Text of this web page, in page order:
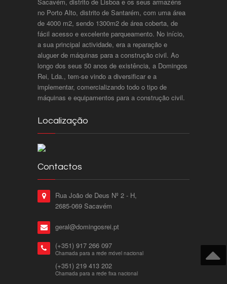
no Porto Alto, distrito de Santarém, com uma área
de 4000 m2, sendo 1300m2 de área coberta, de
fácil acesso e excelente parqueamento. No início,
a sua principal actividade, era a reparação e
aluguer de máquinas para a construção civil. Ao
longo dos seus 50 anos de existência, a Domingos
Rei, Lda., tem-se vindo a diversificar e a
implementar, comercializando todo o tipo de
máquinas e equipamentos para a construção civil.
Localização
Contactos
Rua João de Deus Nº 2 - H,
2685-069 Sacavém
geral@domingosrei.pt
(+351) 917 266 097
Chamada para a rede móvel nacional
(+351) 219 413 202
Chamada para a rede fixa nacional